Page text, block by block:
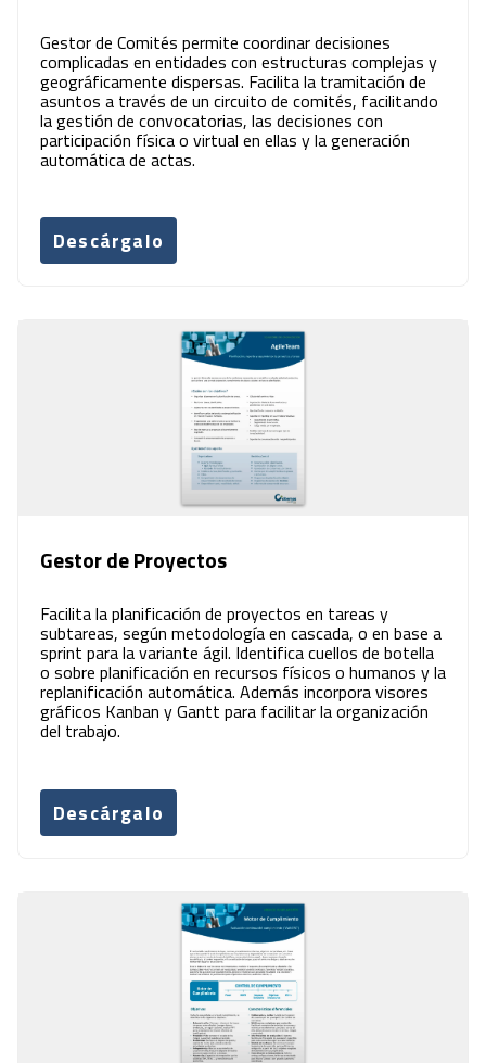
Gestor de Comités permite coordinar decisiones
complicadas en entidades con estructuras complejas y
geográficamente dispersas. Facilita la tramitación de
asuntos a través de un circuito de comités, facilitando
la gestión de convocatorias, las decisiones con
participación física o virtual en ellas y la generación
automática de actas.
Descárgalo
Gestor de Proyectos
Facilita la planificación de proyectos en tareas y
subtareas, según metodología en cascada, o en base a
sprint para la variante ágil. Identifica cuellos de botella
o sobre planificación en recursos físicos o humanos y la
replanificación automática. Además incorpora visores
gráficos Kanban y Gantt para facilitar la organización
del trabajo.
Descárgalo